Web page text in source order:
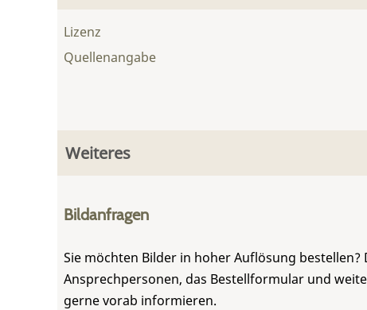
Lizenz
Quellenangabe
Weiteres
Bildanfragen
Sie möchten Bilder in hoher Auflösung bestellen?
Ansprechpersonen, das Bestellformular und
gerne vorab informieren.